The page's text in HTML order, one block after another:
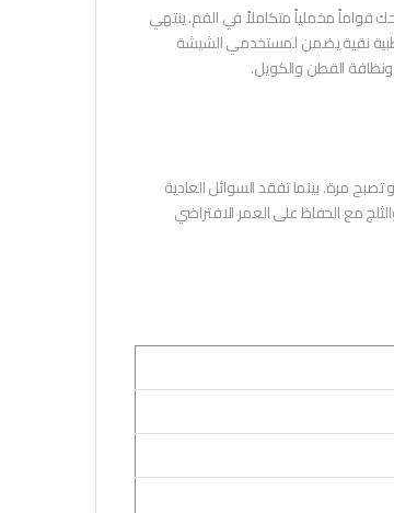
قواماً مخملياً متكاملاً في الفم. ينتهي
طبية نقية يضمن لمستخدمي الشيشة
القطن والكويل.
تصبح مرة. بينما تفقد السوائل العادية
والثلج مع الحفاظ على العمر الافتراضي